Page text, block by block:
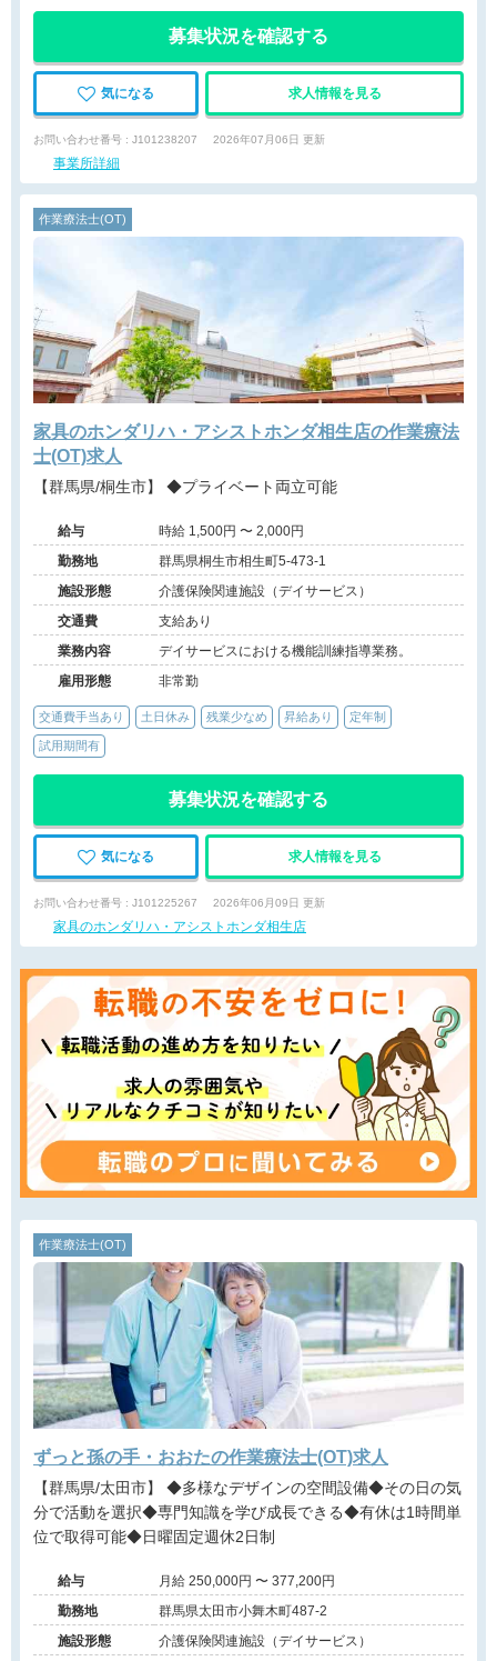
募集状況を確認する
気になる 求人情報を見る
お問い合わせ番号 : J101238207 2026年07月06日 更新
事業所詳細
作業療法士(OT)
家具のホンダリハ・アシストホンダ相生店の作業療法
士(OT)求人
【群馬県/桐生市】 ◆プライベート両立可能
給与
時給 1,500円 〜 2,000円
勤務地
群馬県桐生市相生町5-473-1
施設形態
介護保険関連施設（デイサービス）
交通費
支給あり
業務内容
デイサービスにおける機能訓練指導業務。
雇用形態
非常勤
交通費手当あり 土日休み 残業少なめ 昇給あり 定年制
試用期間有
募集状況を確認する
気になる 求人情報を見る
お問い合わせ番号 : J101225267 2026年06月09日 更新
家具のホンダリハ・アシストホンダ相生店
作業療法士(OT)
ずっと孫の手・おおたの作業療法士(OT)求人
【群馬県/太田市】 ◆多様なデザインの空間設備◆その日の気
分で活動を選択◆専門知識を学び成長できる◆有休は1時間単
位で取得可能◆日曜固定週休2日制
給与
月給 250,000円 〜 377,200円
勤務地
群馬県太田市小舞木町487-2
施設形態
介護保険関連施設（デイサービス）